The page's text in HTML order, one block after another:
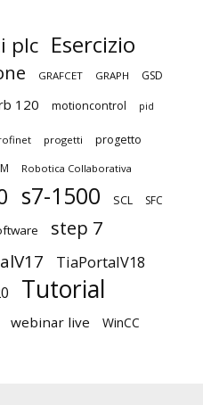
plc Esercizio
GRAFCET GRAPH GSD
120 motioncontrol pid
progetti progetto
Robotica Collaborativa
s7-1500 SCL SFC
step 7
TiaPortalV18
Tutorial
webinar live WinCC